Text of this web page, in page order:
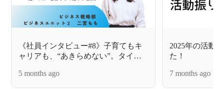
《社員インタビュー#8》子育てもキ
ャリアも、“あきらめない”。タイム
る場所」
5 months ago
2025年の活
た！
7 months ago